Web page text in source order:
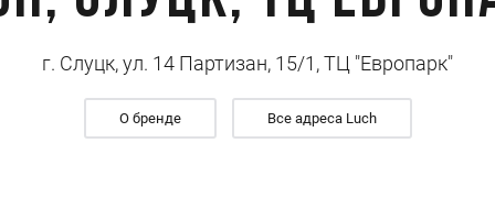
г. Слуцк, ул. 14 Партизан, 15/1, ТЦ "Европарк"
О бренде Все адреса Luch